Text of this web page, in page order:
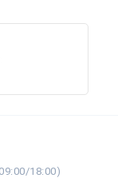
18:00)